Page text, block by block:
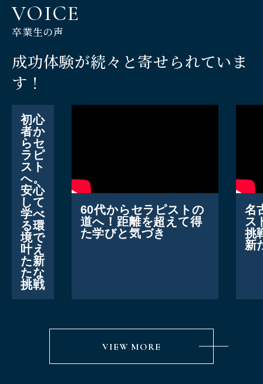
■■この講座
・施術の身
る
VOICE
卒業生の声
成功体験が続々と寄せられていま
す！
初心
者か
らセ
ラピ
スト
へ。
安心
して
学べ
る環
境で
叶え
た新
たな
挑戦
60代からセラピストの
道へ！距離を超えて得
た学びと気づき
名
ス
挑
新
VIEW MORE